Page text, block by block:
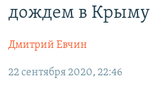
главной
навигации
Вернутся
11 ЛЕТ ОККУПАЦИИ КРЫМА. 11
ЕЩЕ
ИНТЕРАКТИВ
РАДІО СВОБОДА
дождем в Крыму
Дмитрий Евчин
22 сентября 2020, 22:46